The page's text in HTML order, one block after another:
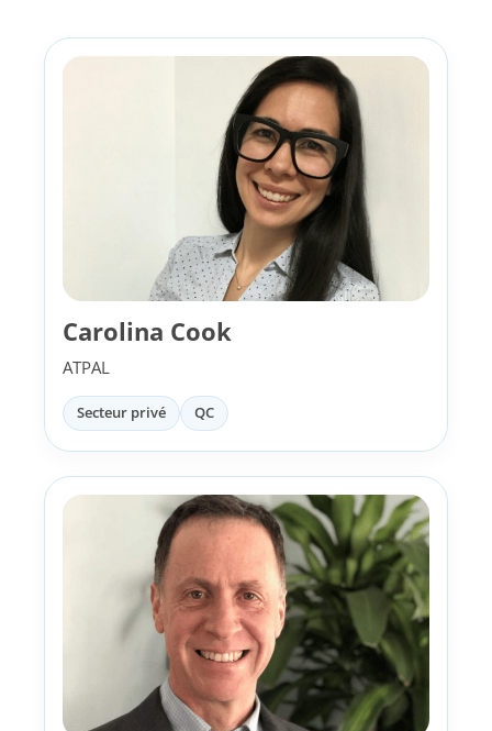
Carolina Cook
ATPAL
Secteur privé QC